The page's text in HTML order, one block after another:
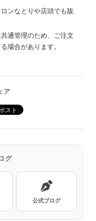
ンなとりや店頭でも販
通管理のため、ご注文
場合があります。
ア
グ
公式ブログ